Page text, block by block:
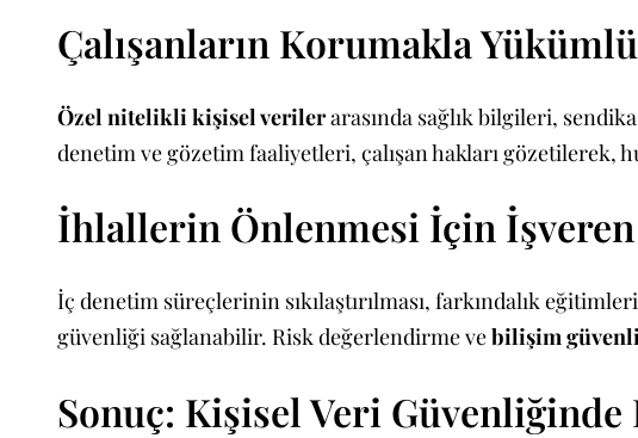
Çalışanların Korumakla
Özel nitelikli kişisel verilerarasında sağlık bilgileri,
denetim ve gözetim faaliyetleri, çalışan hakları gözetilerek,
İhlallerin Önlenmesi İçin
İç denetim süreçlerinin sıkılaştırılması, farkındalık
güvenliği sağlanabilir. Risk değerlendirme vebilişim
Sonuç: Kişisel Veri Güvenliğinde